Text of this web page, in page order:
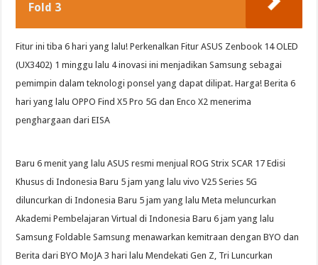
Fold 3
Fitur ini tiba 6 hari yang lalu! Perkenalkan Fitur ASUS Zenbook 14 OLED
(UX3402) 1 minggu lalu 4 inovasi ini menjadikan Samsung sebagai
pemimpin dalam teknologi ponsel yang dapat dilipat. Harga! Berita 6
hari yang lalu OPPO Find X5 Pro 5G dan Enco X2 menerima
penghargaan dari EISA
Baru 6 menit yang lalu ASUS resmi menjual ROG Strix SCAR 17 Edisi
Khusus di Indonesia Baru 5 jam yang lalu vivo V25 Series 5G
diluncurkan di Indonesia Baru 5 jam yang lalu Meta meluncurkan
Akademi Pembelajaran Virtual di Indonesia Baru 6 jam yang lalu
Samsung Foldable Samsung menawarkan kemitraan dengan BYO dan
Berita dari BYO MoJA 3 hari lalu Mendekati Gen Z, Tri Luncurkan